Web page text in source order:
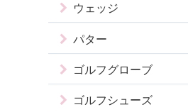
ウェッジ
パター
ゴルフグローブ
ゴルフシューズ